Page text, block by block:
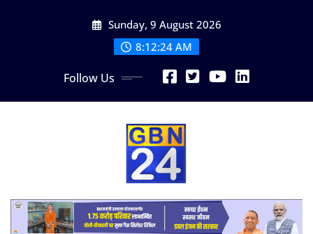
Sunday, 9 August 2026
8:12:24 AM
Follow Us